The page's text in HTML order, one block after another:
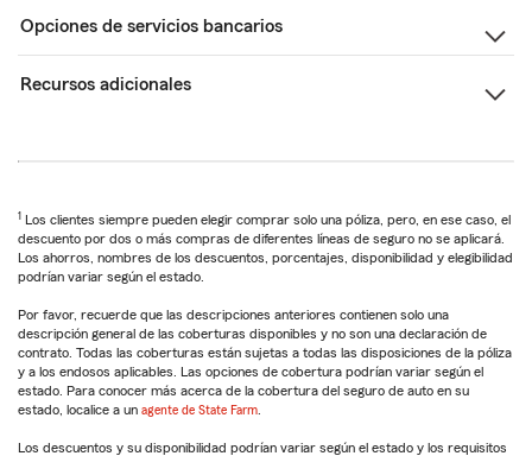
Opciones de servicios bancarios
Recursos adicionales
1 Los clientes siempre pueden elegir comprar solo una póliza, pero, en ese caso, el
descuento por dos o más compras de diferentes líneas de seguro no se aplicará.
Los ahorros, nombres de los descuentos, porcentajes, disponibilidad y elegibilidad
podrían variar según el estado.
Por favor, recuerde que las descripciones anteriores contienen solo una
descripción general de las coberturas disponibles y no son una declaración de
contrato. Todas las coberturas están sujetas a todas las disposiciones de la póliza
y a los endosos aplicables. Las opciones de cobertura podrían variar según el
estado. Para conocer más acerca de la cobertura del seguro de auto en su
estado, localice a un agente de State Farm
Los descuentos y su disponibilidad podrían variar según el estado y los requisitos